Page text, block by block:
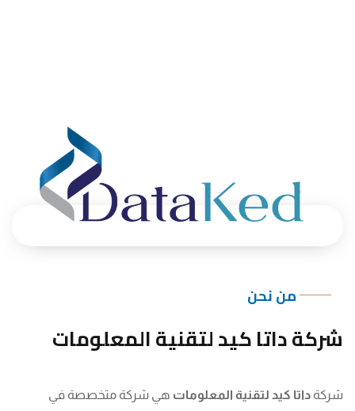
من نحن
شركة داتا كيد لتقنية المعلومات
شركة داتا كيد لتقنية المعلومات هي شركة متخصصة في